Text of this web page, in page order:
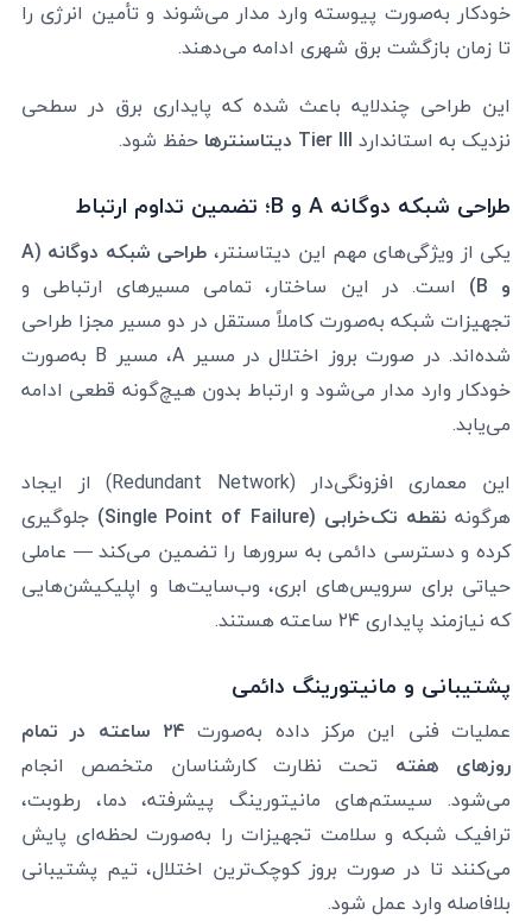
خودکار به‌صورت پیوسته وارد مدار می‌شوند و تأمین انرژی را
تا زمان بازگشت برق شهری ادامه می‌دهند.
این طراحی چندلایه باعث شده که پایداری برق در سطحی
نزدیک به استاندارد Tier III دیتاسنترها حفظ شود.
طراحی شبکه دوگانه A و B؛ تضمین تداوم ارتباط
یکی از ویژگی‌های مهم این دیتاسنتر،
طراحی شبکه دوگانه (A
و B)
است. در این ساختار، تمامی مسیرهای ارتباطی و
تجهیزات شبکه به‌صورت کاملاً مستقل در دو مسیر مجزا طراحی
شده‌اند. در صورت بروز اختلال در مسیر A، مسیر B به‌صورت
خودکار وارد مدار می‌شود و ارتباط بدون هیچ‌گونه قطعی ادامه
می‌یابد.
این معماری افزونگی‌دار (Redundant Network) از ایجاد
هرگونهنقطه تک‌خرابی (Single Point of Failure)
جلوگیری
کرده و دسترسی دائمی به سرورها را تضمین می‌کند — عاملی
حیاتی برای سرویس‌های ابری، وب‌سایت‌ها و اپلیکیشن‌هایی
که نیازمند پایداری ۲۴ ساعته هستند.
پشتیبانی و مانیتورینگ دائمی
عملیات فنی این مرکز داده به‌صورت
۲۴ ساعته در تمام
روزهای هفته تحت نظارت کارشناسان متخصص انجام
می‌شود. سیستم‌های مانیتورینگ پیشرفته، دما، رطوبت،
ترافیک شبکه و سلامت تجهیزات را به‌صورت لحظه‌ای پایش
می‌کنند تا در صورت بروز کوچک‌ترین اختلال، تیم پشتیبانی
بلافاصله وارد عمل شود.